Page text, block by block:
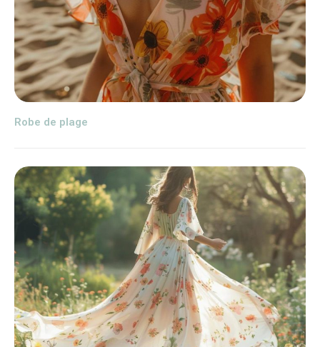
Robe de plage